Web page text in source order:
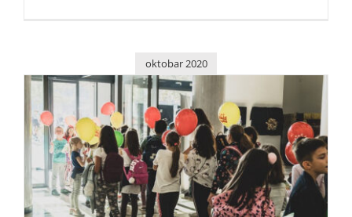
oktobar 2020
16. KIDS FEST u bioksopima i na MOJ OFF tokom
decembra meseca
Život i zabava